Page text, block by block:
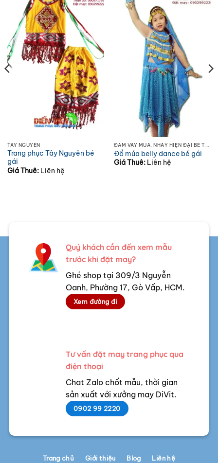
TÂY NGUYÊN
Trang phục Tây Nguyên bé
gái
Giá Thuê: Liên hệ
ĐẦM VÁY MÚA, NHẢY HIỆN ĐẠI BÉ TRAI - GÁI
Đồ múa belly dance bé gái
Giá Thuê: Liên hệ
Quý khách cần đến xem mẫu
trước khi đặt may?
Ghé shop tại 309/3 Nguyễn
Oanh, Phường 17, Gò Vấp, HCM.
Xem đường đi
Tư vấn đặt may trang phục qua
điện thoại
Chat Zalo chốt mẫu, thời gian
sản xuất với xưởng may DiVit.
0902 99 2220
Trang chủ Giới thiệu Blog Liên hệ